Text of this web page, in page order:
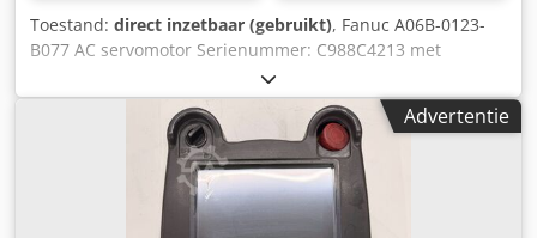
Toestand: direct inzetbaar (gebruikt), Fanuc A06B-0123-
B077 AC servomotor Serienummer: C988C4213 met
pulsecoder 127V~ 200Hz Snelheid 3000 min⁻¹, gebruikt, in
goede staat, 100% functioneel, leveringsomvang volgens
foto's. Crodpfx Asy Nn Syscfjf
Advertentie